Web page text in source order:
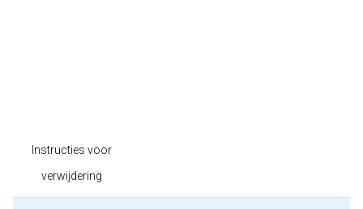
Instructies voor
verwijdering